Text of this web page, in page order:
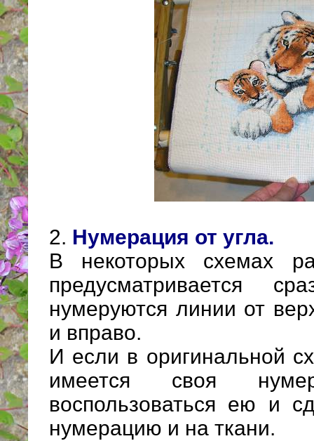
2. Нумерация от угла.
В некоторых схемах
предусматривается
нумеруются линии от
и вправо.
И если в оригинальной
имеется своя
воспользоваться ею и
нумерацию и на ткани.